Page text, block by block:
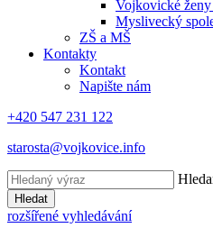
Vojkovické ženy
Myslivecký
ZŠ a MŠ
Kontakty
Kontakt
Napište nám
+420 547 231 122
starosta@vojkovice.info
Hledat
rozšířené vyhledávání